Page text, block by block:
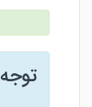
توجه